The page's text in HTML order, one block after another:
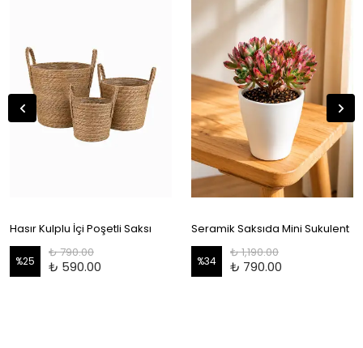
Hasır Kulplu İçi Poşetli Saksı
%25
₺ 790.00
₺ 590.00
Seramik Saksıda Mini Sukulent
%34
₺ 1,190.00
₺ 790.00